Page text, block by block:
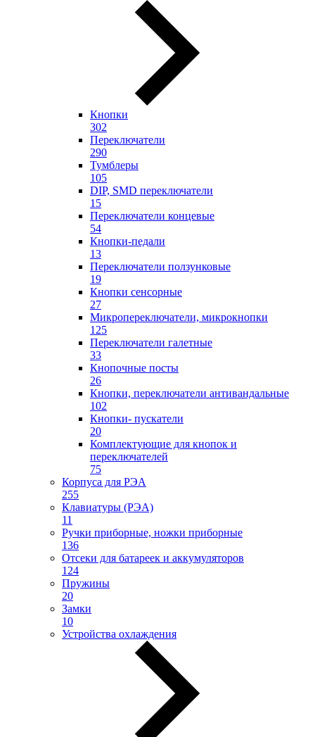
Кнопки
302
Переключатели
290
Тумблеры
105
DIP, SMD переключатели
15
Переключатели концевые
54
Кнопки-педали
13
Переключатели ползунковые
19
Кнопки сенсорные
27
Микропереключатели, микрокнопки
125
Переключатели галетные
33
Кнопочные посты
26
Кнопки, переключатели антивандальные
102
Кнопки- пускатели
20
Комплектующие для кнопок и
переключателей
75
Корпуса для РЭА
255
Клавиатуры (РЭА)
11
Ручки приборные, ножки приборные
136
Отсеки для батареек и аккумуляторов
124
Пружины
20
Замки
10
Устройства охлаждения